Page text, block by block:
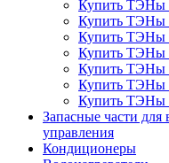
Купить ТЭНы
Купить ТЭНы
Купить ТЭНы
Купить ТЭНы
Купить ТЭНы
Купить ТЭНы
Купить ТЭНы
Запасные части для
управления
Кондиционеры